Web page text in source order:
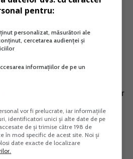
fizice care au implinit varsta
subscrierii. Veniturile
oferta de economisire
sunt neimpozabile.
Finantelor in calitate
emisiunii de titluri de stat, vor
deficitului bugetar si
si orice eventuale modificari
pentru:
personalizat, măsurători ale
cercetarea audienței și
informațiilor de pe un
vor fi prelucrate, iar informațiile
identificatori unici și alte date de pe
de și trimise către 198 de
în mod specific de acest site. Noi și
date exacte de localizare